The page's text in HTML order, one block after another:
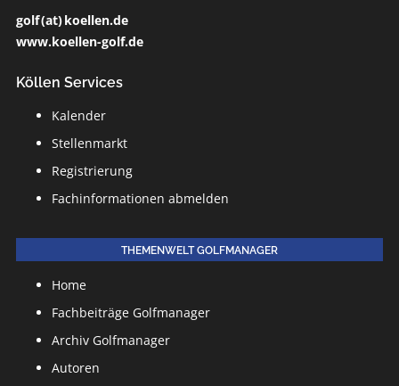
golf (at) koellen.de
www.koellen-golf.de
Köllen Services
Kalender
Stellenmarkt
Registrierung
Fachinformationen abmelden
THEMENWELT GOLFMANAGER
Home
Fachbeiträge Golfmanager
Archiv Golfmanager
Autoren